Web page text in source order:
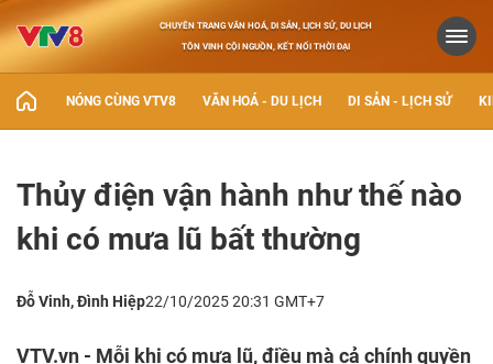
CHUYÊN TRANG VĂN HOÁ, DI SẢN, LỊCH SỬ, DU LỊCH
TÔN VINH CỘI NGUỒN, KẾT NỐI THỜI ĐẠI
NÓNG CÙNG VTV8 VĂN HOÁ - DU LỊCH DI SẢN - LỊCH SỬ
Thủy điện vận hành như thế nào
khi có mưa lũ bất thường
Đỗ Vinh, Đình Hiệp22/10/2025 20:31 GMT+7
VTV.vn - Mỗi khi có mưa lũ, điều mà cả chính quyền